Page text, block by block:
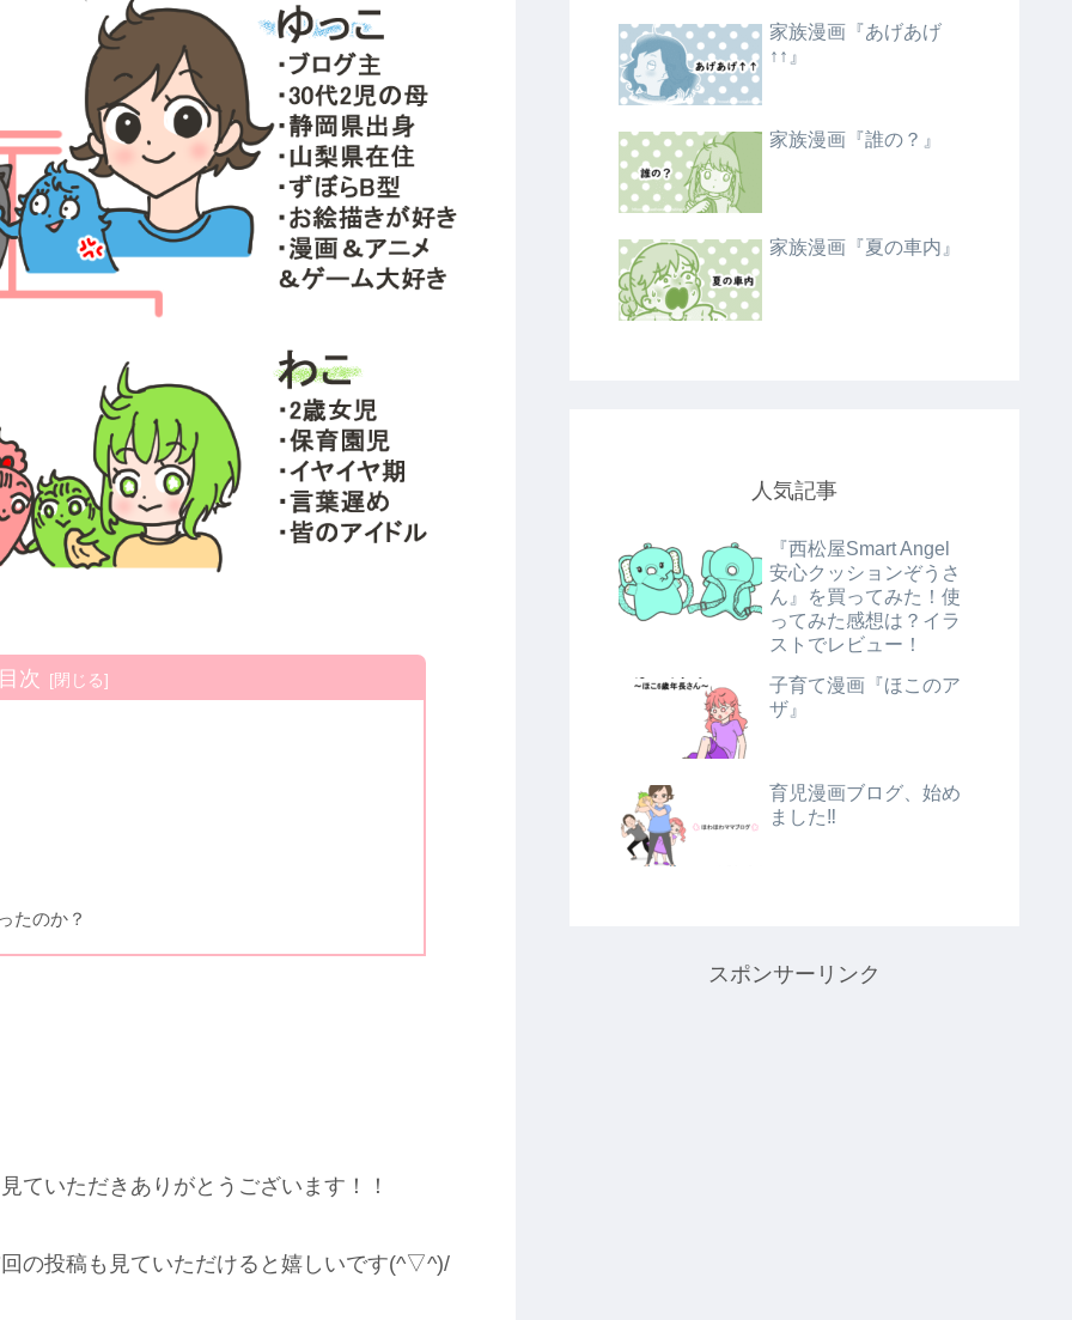
次
たのか？
ていただきありがとうございます！！
の投稿も見ていただけると嬉しいです(^▽^)/
家族漫画『あげあげ
↑↑』
家族漫画『誰の？』
家族漫画『夏の車内』
人気記事
『西松屋Smart Angel
安心クッションぞうさ
ん』を買ってみた！使
ってみた感想は？イラ
ストでレビュー！
子育て漫画『ほこのア
ザ』
育児漫画ブログ、始め
ました‼
スポンサーリンク